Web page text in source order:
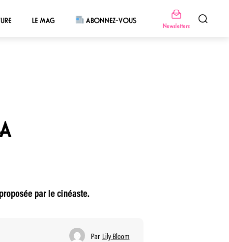
LE MAG ABONNEZ-VOUS
Newsletters
par le cinéaste.
Par Lily Bloom